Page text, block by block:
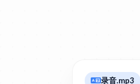
录音.mp3